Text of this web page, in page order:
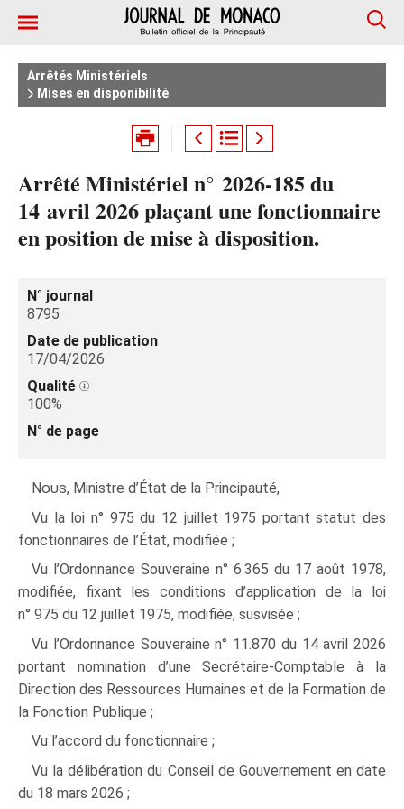
Arrêtés Ministériels
Mises en disponibilité
Arrêté Ministériel n° 2026-185 du
14 avril 2026 plaçant une fonctionnaire
en position de mise à disposition.
N° journal
8795
Date de publication
17/04/2026
Qualité
100%
N° de page
Nous, Ministre d’État de la Principauté,
Vu la loi n° 975 du 12 juillet 1975 portant statut des
fonctionnaires de l’État, modifiée ;
Vu l’Ordonnance Souveraine n° 6.365 du 17 août 1978,
modifiée, fixant les conditions d’application de la loi
n° 975 du 12 juillet 1975, modifiée, susvisée ;
Vu l’Ordonnance Souveraine n° 11.870 du 14 avril 2026
portant nomination d’une Secrétaire-Comptable à la
Direction des Ressources Humaines et de la Formation de
la Fonction Publique ;
Vu l’accord du fonctionnaire ;
Vu la délibération du Conseil de Gouvernement en date
du 18 mars 2026 ;